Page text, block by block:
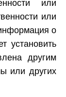
или
или
о
установить
другим
или других